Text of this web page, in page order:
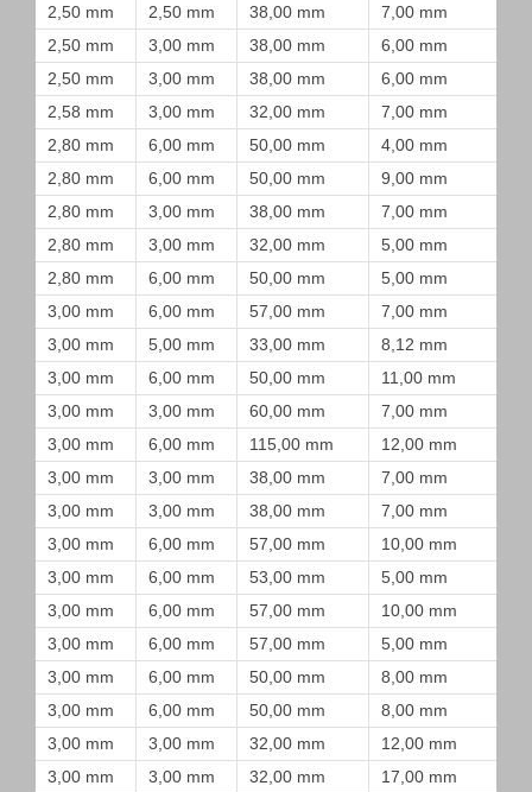
2,50 mm
2,50 mm 38,00 mm
7,00 mm
2,50 mm
3,00 mm 38,00 mm
6,00 mm
2,50 mm
3,00 mm 38,00 mm
6,00 mm
2,58 mm
3,00 mm 32,00 mm
7,00 mm
2,80 mm
6,00 mm 50,00 mm
4,00 mm
2,80 mm
6,00 mm 50,00 mm
9,00 mm
2,80 mm
3,00 mm 38,00 mm
7,00 mm
2,80 mm
3,00 mm 32,00 mm
5,00 mm
2,80 mm
6,00 mm 50,00 mm
5,00 mm
3,00 mm
6,00 mm 57,00 mm
7,00 mm
3,00 mm
5,00 mm 33,00 mm
8,12 mm
3,00 mm
6,00 mm 50,00 mm
11,00 mm
3,00 mm
3,00 mm 60,00 mm
7,00 mm
3,00 mm
6,00 mm 115,00 mm
12,00 mm
3,00 mm
3,00 mm 38,00 mm
7,00 mm
3,00 mm
3,00 mm 38,00 mm
7,00 mm
3,00 mm
6,00 mm 57,00 mm
10,00 mm
3,00 mm
6,00 mm 53,00 mm
5,00 mm
3,00 mm
6,00 mm 57,00 mm
10,00 mm
3,00 mm
6,00 mm 57,00 mm
5,00 mm
3,00 mm
6,00 mm 50,00 mm
8,00 mm
3,00 mm
6,00 mm 50,00 mm
8,00 mm
3,00 mm
3,00 mm 32,00 mm
12,00 mm
3,00 mm
3,00 mm 32,00 mm
17,00 mm